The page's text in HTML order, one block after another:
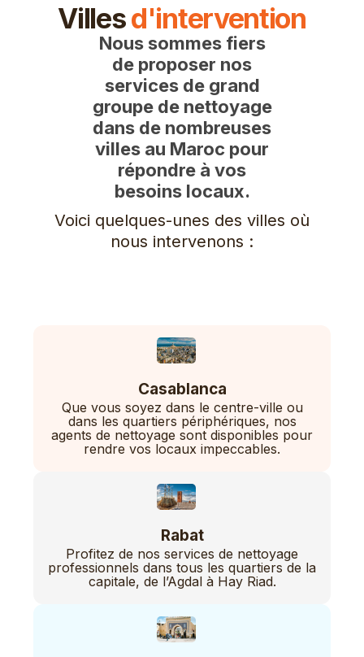
Villesd'intervention
Nous sommes fiers
de proposer nos
services de grand
groupe de nettoyage
dans de nombreuses
villes au Maroc pour
répondre à vos
besoins locaux.
Voici quelques-unes des villes où
nous intervenons :
Casablanca
Que vous soyez dans le centre-ville ou
dans les quartiers périphériques, nos
agents de nettoyage sont disponibles pour
rendre vos locaux impeccables.
Rabat
Profitez de nos services de nettoyage
professionnels dans tous les quartiers de la
capitale, de l’Agdal à Hay Riad.